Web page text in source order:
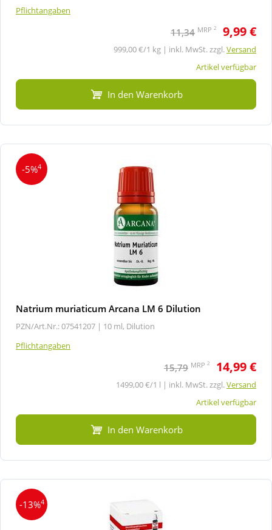
Pflichtangaben
11,34 MRP 2 9,99 €
999,00 €/1 kg | inkl. MwSt. zzgl.Versand
Artikel verfügbar
In den Warenkorb
-5%4
Natrium muriaticum Arcana LM 6 Dilution
PZN/Art.Nr.: 07541207 | 10 ml, Dilution
Pflichtangaben
15,79 MRP 2 14,99 €
1499,00 €/1 l | inkl. MwSt. zzgl.Versand
Artikel verfügbar
In den Warenkorb
-13%4